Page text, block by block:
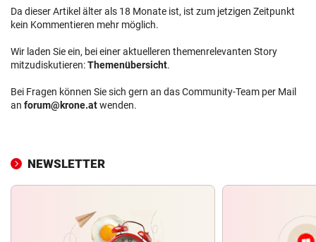
Da dieser Artikel älter als 18 Monate ist, ist zum jetzigen Zeitpunkt
kein Kommentieren mehr möglich.
Wir laden Sie ein, bei einer aktuelleren themenrelevanten Story
mitzudiskutieren:Themenübersicht.
Bei Fragen können Sie sich gern an das Community-Team per Mail
an forum@krone.atwenden.
NEWSLETTER